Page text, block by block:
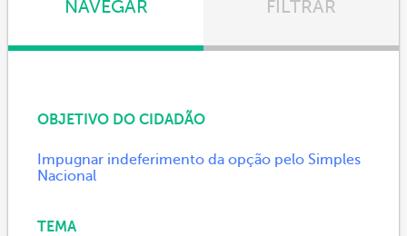
NAVEGAR FILTRAR
OBJETIVO DO CIDADÃO
Impugnar indeferimento da opção pelo Simples
Nacional
TEMA